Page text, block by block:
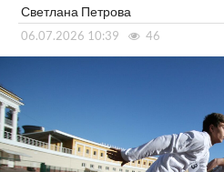
Светлана Петрова
06.07.2026 10:39 46